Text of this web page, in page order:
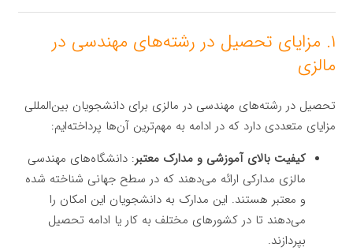
۱. مزایای تحصیل در رشته‌های مهندسی در
مالزی
تحصیل در رشته‌های مهندسی در مالزی برای دانشجویان بین‌المللی
مزایای متعددی دارد که در ادامه به مهم‌ترین آن‌ها پرداخته‌ایم:
کیفیت بالای آموزشی و مدارک معتبر: دانشگاه‌های مهندسی
مالزی مدارکی ارائه می‌دهند که در سطح جهانی شناخته شده
و معتبر هستند. این مدارک به دانشجویان این امکان را
می‌دهند تا در کشورهای مختلف به کار یا ادامه تحصیل
بپردازند.